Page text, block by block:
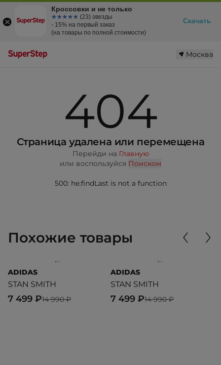
Москва
404
Страница удалена или перемещена
Перейди на Главную
или воспользуйся Поиском
500: he.findLast is not a function
Похожие товары
ADIDAS
STAN SMITH
14 990 ₽
7 499 ₽
ADIDAS
STAN SMITH
14 990 ₽
7 499 ₽
Кроссовки и не только
☆☆☆☆☆
★★★★★ (23) звезды
- 15% на первый заказ
(на товары по полной стоимости)
Скачать